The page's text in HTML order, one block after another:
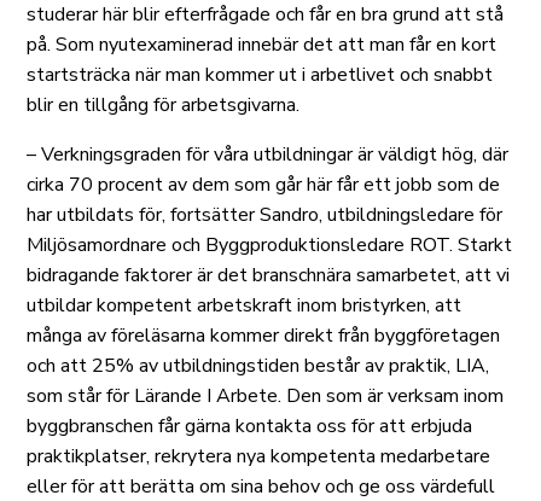
studerar här blir efterfrågade och får en bra grund att stå
på. Som nyutexaminerad innebär det att man får en kort
startsträcka när man kommer ut i arbetlivet och snabbt
blir en tillgång för arbetsgivarna.
– Verkningsgraden för våra utbildningar är väldigt hög, där
cirka 70 procent av dem som går här får ett jobb som de
har utbildats för, fortsätter Sandro, utbildningsledare för
Miljösamordnare och Byggproduktionsledare ROT. Starkt
bidragande faktorer är det branschnära samarbetet, att vi
utbildar kompetent arbetskraft inom bristyrken, att
många av föreläsarna kommer direkt från byggföretagen
och att 25% av utbildningstiden består av praktik, LIA,
som står för Lärande I Arbete. Den som är verksam inom
byggbranschen får gärna kontakta oss för att erbjuda
praktikplatser, rekrytera nya kompetenta medarbetare
eller för att berätta om sina behov och ge oss värdefull